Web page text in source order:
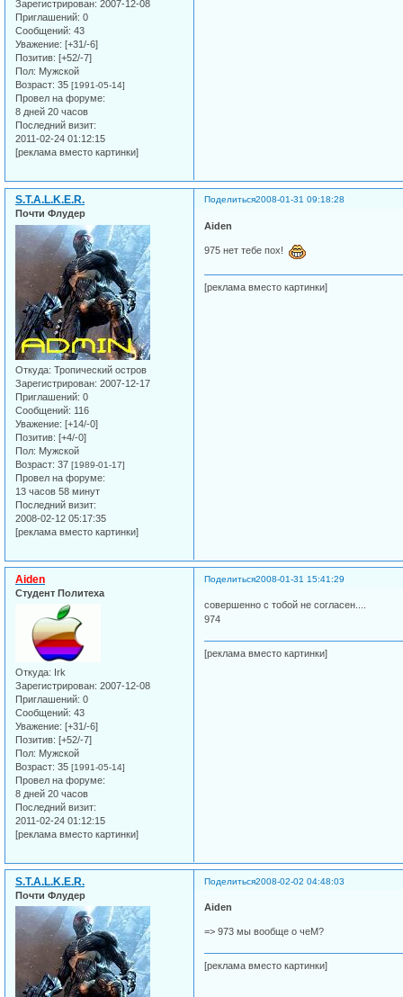
Зарегистрирован: 2007-12-08
Приглашений: 0
Сообщений: 43
Уважение: [+31/-6]
Позитив: [+52/-7]
Пол: Мужской
Возраст: 35 [1991-05-14]
Провел на форуме:
8 дней 20 часов
Последний визит:
2011-02-24 01:12:15
[реклама вместо картинки]
Поделиться2008-01-31 09:18:28
S.T.A.L.K.E.R.
Почти Флудер
Откуда: Тропический остров
Зарегистрирован: 2007-12-17
Приглашений: 0
Сообщений: 116
Уважение: [+14/-0]
Позитив: [+4/-0]
Пол: Мужской
Возраст: 37 [1989-01-17]
Провел на форуме:
13 часов 58 минут
Последний визит:
2008-02-12 05:17:35
[реклама вместо картинки]
Aiden
975 нет тебе пох!
[реклама вместо картинки]
Поделиться2008-01-31 15:41:29
Aiden
Студент Политеха
Откуда: Irk
Зарегистрирован: 2007-12-08
Приглашений: 0
Сообщений: 43
Уважение: [+31/-6]
Позитив: [+52/-7]
Пол: Мужской
Возраст: 35 [1991-05-14]
Провел на форуме:
8 дней 20 часов
Последний визит:
2011-02-24 01:12:15
[реклама вместо картинки]
совершенно с тобой не согласен....
974
[реклама вместо картинки]
Поделиться2008-02-02 04:48:03
S.T.A.L.K.E.R.
Почти Флудер
Aiden
=> 973 мы вообще о чеМ?
[реклама вместо картинки]